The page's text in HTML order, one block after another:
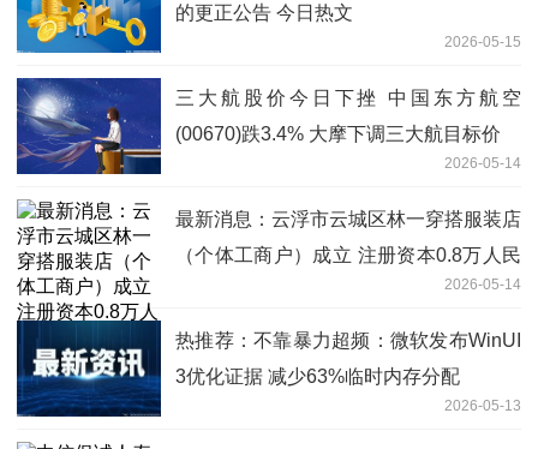
的更正公告 今日热文
2026-05-15
三大航股价今日下挫 中国东方航空
(00670)跌3.4% 大摩下调三大航目标价
2026-05-14
最新消息：云浮市云城区林一穿搭服装店
（个体工商户）成立 注册资本0.8万人民
2026-05-14
热推荐：不靠暴力超频：微软发布WinUI
3优化证据 减少63%临时内存分配
2026-05-13